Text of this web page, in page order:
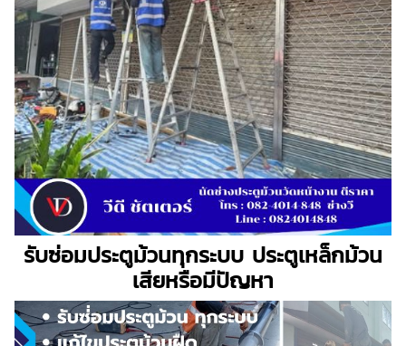
รับซ่อมประตูม้วนทุกระบบ ประตูเหล็กม้วน
เสียหรือมีปัญหา